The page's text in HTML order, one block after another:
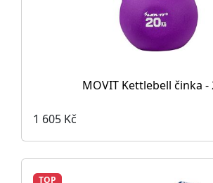
MOVIT Kettlebell činka -
1 605 Kč
TOP